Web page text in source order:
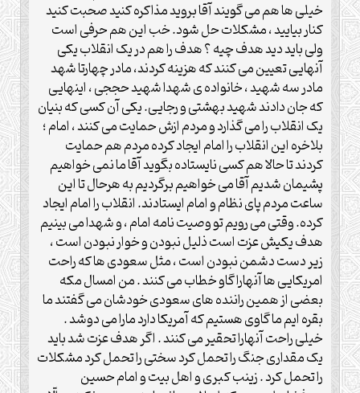
خیلی ها هم می گویند آقا بروید مذاکره کنید صحبت کنید
کنار بیایید ، مشکلات حل شود. خب این هم حرفی است
ولی باید دید هدف چیه ؟ هدف را هم در یک انقلاب یکی
آنهایی تعیین می کنند که هزینه کردند، مادر چهارتا شهد
مادر سه شهید ، خانواده ی شهدا شهید حججی ، اینهایی
که جان دادند شهید بهشتی و رجایی. یکی آن کسی که بنیان
یک انقلاب را می گذارد و مردم ازش حمایت می کنند ، امام ؛
بلاخره این انقلاب را امام ایجاد کرده مردم هم حمایت
کردند تا حالا هم کسی نایستاده بگوید آقا ما نمی خواهیم
پشیمان شدیم آقا می خواهیم برگردیم به هرحال تا این
ساعت مردم پای نظام و امام ایستادند. انقلاب را امام ایجاد
کرده. وقتی می رویم تو وصیت نامه امام ، و شهدا می بینیم
هدف یکیش عزت است ذلیل نبودن و خوار نبودن است ،
زیر دست دشمن نبودن است ، مثل سعودی ها که راحت
امریکایی ها آنهارا گاو خطاب می کنند . من امسال مکه
بعضی از همین راننده های سعودی خودشان می گفتند ما
بقره ایم ما گاوی هستیم که آمریکا دارد مارا می دوشد .
خیلی راحت آنهارا تحقیر می کنند . اگر هدف عزت شد باید
یک مقداری جنگ را تحمل کرد سختی را تحمل کرد مشکلات
را تحمل کرد . زینب کبری و اهل بیت و امام حسین